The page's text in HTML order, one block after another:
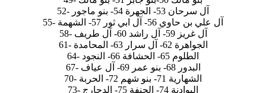
52- آل سرحان 53- الجهرة 54- بنو ماجور
55- آل علي بن حاوي 56- آل ابي ثور 57- الشهمة
58- آل غريز 59- آل راشد 60- آل طريف
61- الجواهرة 62- آل سرار 63- المحامدة
64- الطلوم 65- الحشافة 66- النجود
67- البدور 68- بنو عمر 69- آل عياف
70- الشهارية 71- بنو شهم 72- الحربة
73- البوادنة 74- الحنفة 75- الدحارج